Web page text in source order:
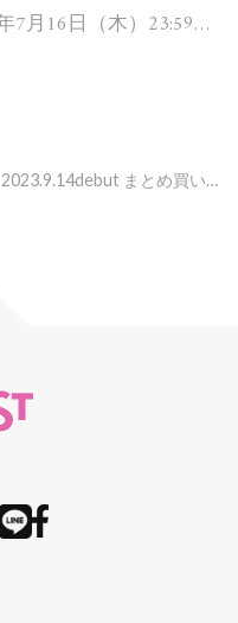
名様にプレゼン
7月16日（木）23:59ま
2023.9.14debut まとめ買い推奨! 秋冬限定の沼るクレンジングバームが登場